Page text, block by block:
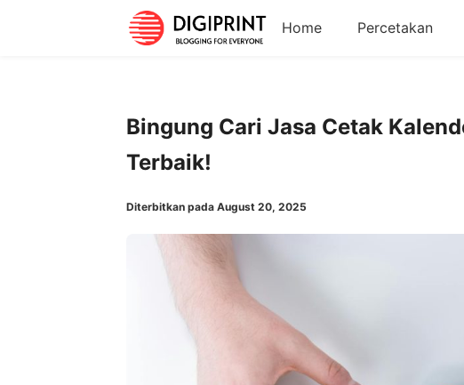
Home Percetakan
Bingung Cari Jasa Cetak
Terbaik!
Diterbitkan pada August 20, 2025